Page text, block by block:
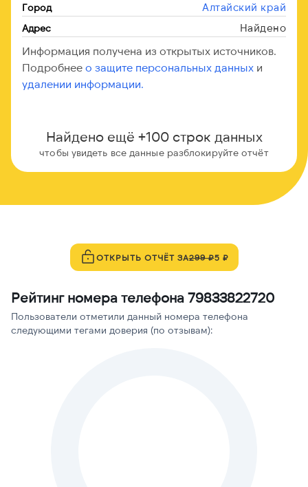
Город Алтайский край
Адрес Найдено
Информация получена из открытых источников.
Подробнее о защите персональных данных и
удалении информации.
Найдено ещё +100 строк данных
чтобы увидеть все данные разблокируйте отчёт
ОТКРЫТЬ ОТЧЁТ ЗА299 ₽5 ₽
Рейтинг номера телефона 79833822720
Пользователи отметили данный номера телефона
следующими тегами доверия (по отзывам):